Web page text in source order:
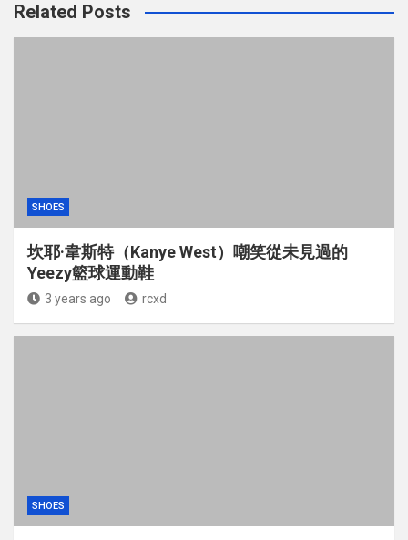
Related Posts
SHOES
坎耶·韋斯特（Kanye West）嘲笑從未見過的
Yeezy籃球運動鞋
3 years ago rcxd
SHOES